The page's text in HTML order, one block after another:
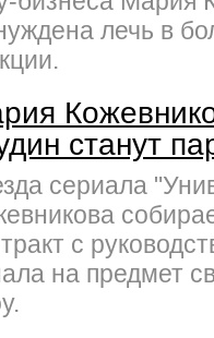
лечь в
станут
сериала
c
на предмет